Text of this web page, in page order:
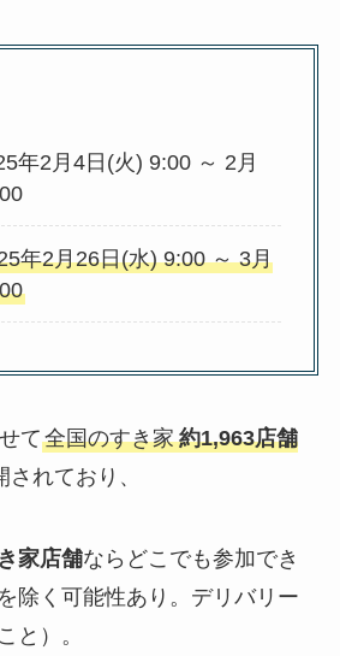
年2月4日(火) 9:00 ～ 2月
年2月26日(水) 9:00 ～ 3月
て全国のすき家 約1,963店舗
されており、
家店舗ならどこでも参加でき
除く可能性あり。デリバリー
と​）。